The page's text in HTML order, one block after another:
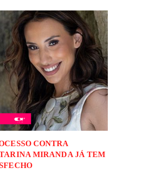
CONTRA
MIRANDA JÁ TEM